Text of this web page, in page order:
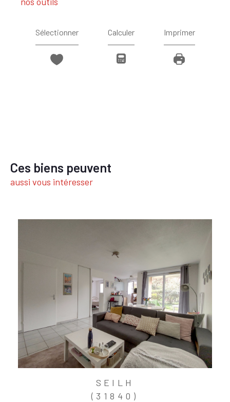
Sélectionner Calculer Imprimer
Ces biens peuvent
aussi vous intéresser
SEILH
(31840)